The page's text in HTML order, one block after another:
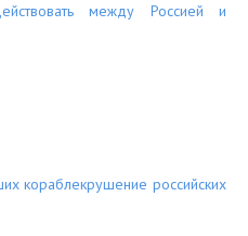
между Россией и
кораблекрушение российских